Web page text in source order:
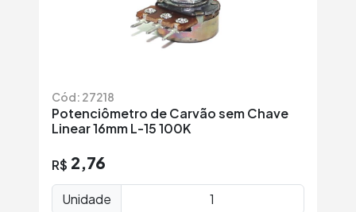
Cód: 27218
Potenciômetro de Carvão sem Chave
Linear 16mm L-15 100K
R$ 2,76
Unidade